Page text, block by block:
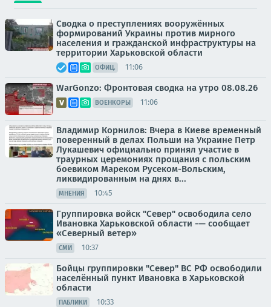
Сводка о преступлениях вооружённых
формирований Украины против мирного
населения и гражданской инфраструктуры на
территории Харьковской области
ОФИЦ. 11:06
WarGonzo: Фронтовая сводка на утро 08.08.26
ВОЕНКОРЫ 11:06
Владимир Корнилов: Вчера в Киеве временный
поверенный в делах Польши на Украине Петр
Лукашевич официально принял участие в
траурных церемониях прощания с польским
боевиком Мареком Русеком-Вольским,
ликвидированным на днях в...
МНЕНИЯ 10:45
Группировка войск "Север" освободила село
Ивановка Харьковской области -— сообщает
«Северный ветер»
СМИ 10:37
Бойцы группировки "Север" ВС РФ освободили
населённый пункт Ивановка в Харьковской
области
ПАБЛИКИ 10:33